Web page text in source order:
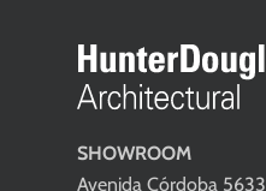
SHOWROOM
Avenida Córdoba 5633